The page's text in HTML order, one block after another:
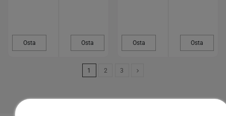
Osta Osta Osta Osta
1 2 3